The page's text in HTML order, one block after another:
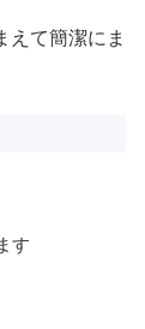
えて簡潔にま
す